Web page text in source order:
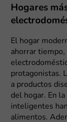
Hogares
El hogar
ahorrar tiempo,
protagonistas.
a productos
del hogar. En
inteligentes
alimentos.